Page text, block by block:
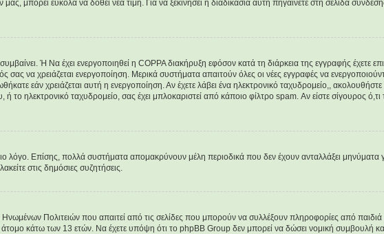
εύκολα να δοθεί νέα τιμή. Για να ξεκινήσει η διαδικασία αυτή πηγαίνετε στη σελίδα
Ή Να έχει ενεργοποιηθεί η COPPA διακήρυξη εφόσον κατά τη διάρκεια της εγγραφής έχετε
σας να χρειάζεται ενεργοποίηση. Μερικά συστήματα απαιτούν όλες οι νέες εγγραφές να
εάν χρειάζεται αυτή η ενεργοποίηση. Αν έχετε λάβει ένα ηλεκτρονικό ταχυδρομείο,, ακολουθήστε
το ηλεκτρονικό ταχυδρομείο, σας έχει μπλοκαριστεί από κάποιο φίλτρο spam. Αν είστε σίγουρος
λόγο. Επίσης, πολλά συστήματα απομακρύνουν μέλη περιοδικά που δεν έχουν ανταλλάξει μηνύματα
στις δημόσιες συζητήσεις.
Πολιτειών που απαιτεί από τις σελίδες που μπορούν να συλλέξουν πληροφορίες από
κάτω των 13 ετών. Να έχετε υπόψη ότι το phpBB Group δεν μπορεί να δώσει νομική συμβουλή και